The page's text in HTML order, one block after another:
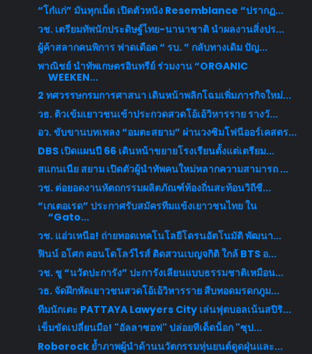
“โก๋แก่” มันทุกเม็ด เปิดตัวหนัง Resemblance “ปรากฏ...
วช. เตรียมทัพนักประดิษฐ์ไทย-นานาชาติ นำผลงานสิ่งปร...
ผู้ค้าสลากคนพิการ ฟาดเดือด “ รบ. ” กลับทางเดิม ปัญ...
พาณิชย์ นำทัพเกษตรอินทรีย์ ร่วมงาน “ORGANIC
WEEKEN...
2 ทศวรรษกรมการศาสนา เดินหน้าพลิกโฉมเพิ่มภารกิจใหม่...
วธ. ติวเข้มเยาวชนเข้าประกวดสวดโอ้เอ้วิหารราย รางวั...
อว. ขับขานบทเพลง “อมตะสยาม” ผ่านวงซิมโฟนีออร์เคสตร...
DBS เปิดแผนปี 66 เดินหน้าขยายโรงเรียนตั้งแต่เตรียม...
สแกนเนีย สยาม เปิดตัวผู้นำทัพคนใหม่หลากความสามารถ ...
วช. ต่อยอดงานหัตถกรรมผลิตภัณฑ์ท้องถิ่นสะท้อนวิถีชี...
“เกเตอเรด” ประกาศรับสมัครทีมแข้งเยาวชนไทย ใน
“Gato...
วช. แอ่วเหนือ! ถ่ายทอดเทคโนโลยีโดรนอัตโนมัติ พัฒนา...
ฟินน์ อโศก คอนโดโลว์ไรส์ ติดสวนเบญจกิติ ใกล้ BTS อ...
วช. ชู “นวัตปะการัง” ปะการังเลียนแบบธรรมชาติเหมือน...
วธ. จัดฝึกหัดเยาวชนสวดโอ้เอ้วิหารราย สืบทอดมรดกภูม...
ทีมนักเตะ PATTAYA Lawyers City เล่นฟุตบอลเน้นสปิริ...
เข็มขัดเปลี่ยนมือ! "อัลลาซอฟ" ปล่อยทีเด็ดน็อก "ซุป...
Roborock ย้ำภาพผู้นำด้านนวัตกรรมหุ่นยนต์ดูดฝุ่นและ...